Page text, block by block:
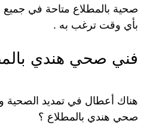
صحية بالمطلاع متاحة في
بأي وقت ترغب به .
فني صحي هندي
هناك أعطال في تمديد
صحي هندي بالمطلاع ؟